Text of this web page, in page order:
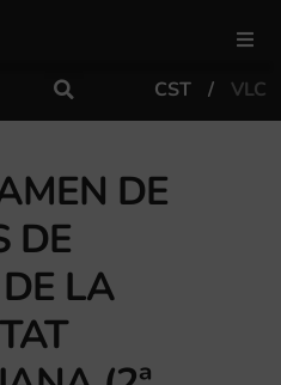
CST VLC
DE
DE
LA